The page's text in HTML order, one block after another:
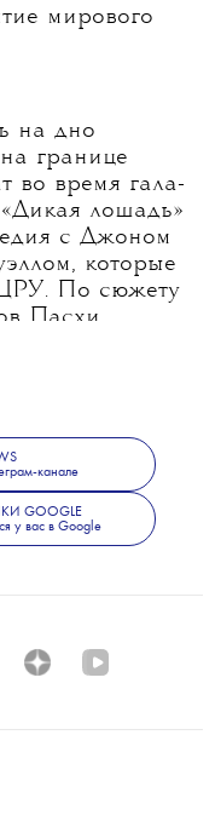
мирового
на дно
границе
во время гала-
лошадь»
с Джоном
которые
ЦРУ. По сюжету
Пасхи
канале
GOOGLE
у вас в Google